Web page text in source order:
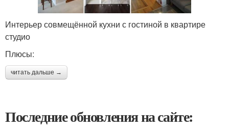
Интерьер совмещённой кухни с гостиной в квартире
студио
Плюсы:
читать дальше →
Последние обновления на сайте: